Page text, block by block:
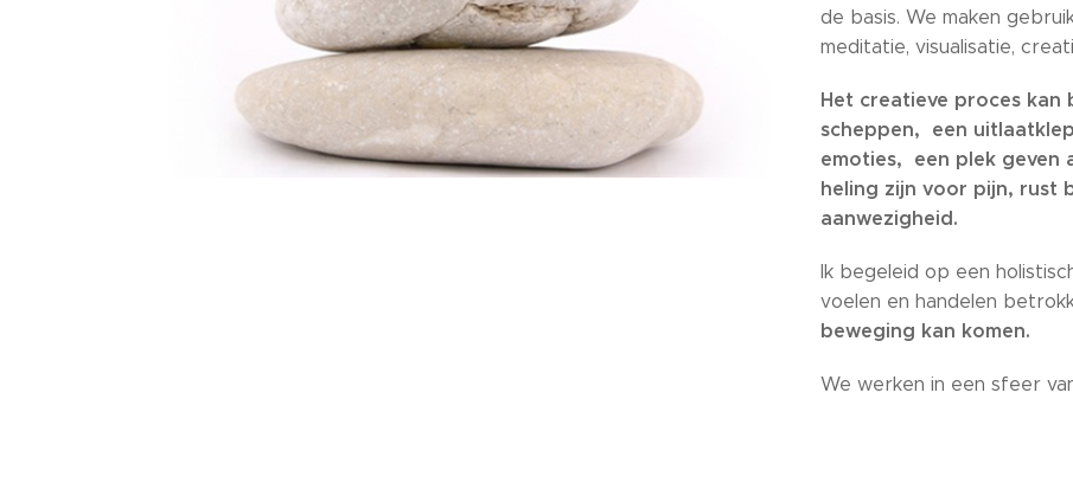
de basis. We maken
meditatie, visualisatie,
Het creatieve proces kan
scheppen, een
emoties, een plek geven
heling zijn voor pijn, rust
aanwezigheid.
Ik begeleid op een
voelen en handelen
beweging kan komen.
We werken in een sfeer